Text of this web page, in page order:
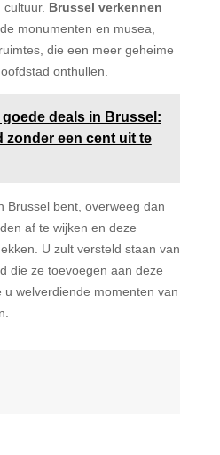
Brussel verkennen
monumenten en musea,
die een meer geheime
onthullen.
goede deals in Brussel:
zonder een cent uit te
Brussel bent, overweeg dan
af te wijken en deze
U zult versteld staan van
die ze toevoegen aan deze
u welverdiende momenten van